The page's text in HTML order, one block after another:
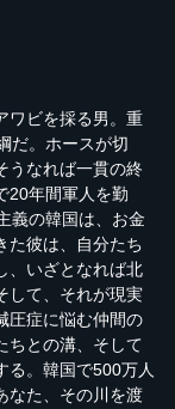
ワビを採る男。重
だ。ホースが切
うなれば一貫の終
20年間軍人を勤
義の韓国は、お金
た彼は、自分たち
、いざとなれば北
して、それが現実
圧症に悩む仲間の
ちとの溝、そして
る。韓国で500万人
なた、その川を渡